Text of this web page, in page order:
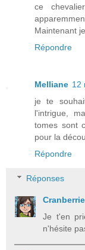
ce
Maintenant
Répondre
Melliane 12
je te
l'intrigue,
tomes sont
pour la
Répondre
Réponses
Je t'en
n'hésite